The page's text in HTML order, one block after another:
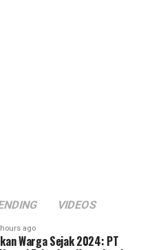
VIDEOS
ago
Warga Sejak 2024: PT